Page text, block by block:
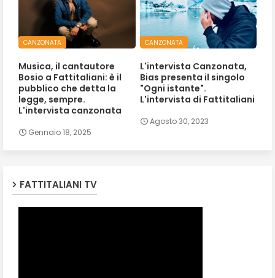
CANZONATA
Musica, il cantautore
Bosio a Fattitaliani: è il
pubblico che detta la
legge, sempre.
L'intervista canzonata
Gennaio 18, 2025
CANZONATA
L'intervista Canzonata,
Bias presenta il singolo
"Ogni istante".
L'intervista di Fattitaliani
Agosto 30, 2023
FATTITALIANI TV